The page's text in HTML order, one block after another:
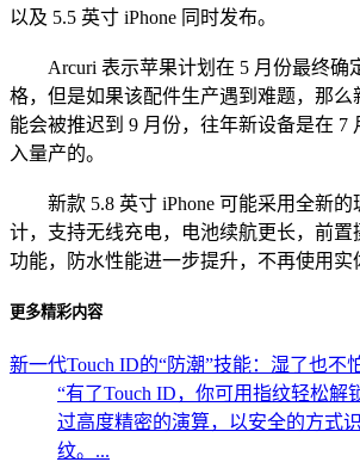
以及 5.5 英寸 iPhone 同时发布。
Arcuri 表示苹果计划在 5 月份最终确
格，但是如果该配件生产遇到难题，那么
能会被推迟到 9 月份，往年新设备是在 7
入量产的。
新款 5.8 英寸 iPhone 可能采用全新的
计，支持无线充电，电池续航更长，前置
功能，防水性能进一步提升，不再使用实
更多精彩内容
新一代Touch ID的“防潮”技能：湿了也不
“有了Touch ID，你可用指纹轻松解
过高度精密的演算，以安全的方式
纹。...